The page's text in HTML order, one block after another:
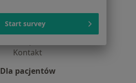
Partnerzy
Kontakt
Dla pacjentów
Start survey